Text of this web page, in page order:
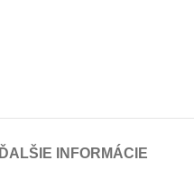
ĎALŠIE INFORMÁCIE